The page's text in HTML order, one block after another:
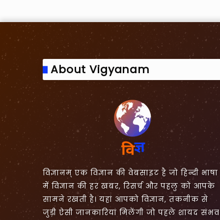
About Vigyanam
विज्ञानम् एक विज्ञान की वेबसाइट है जो हिन्दी भाषा
में विज्ञान की हर खबर, रिसर्च और पहलु को आपके
सामने रखती है। यहां आपको विज्ञान, तकनीक से
जुड़ी ऐसी जानकारियां मिलेंगी जो पहले शायद संभव